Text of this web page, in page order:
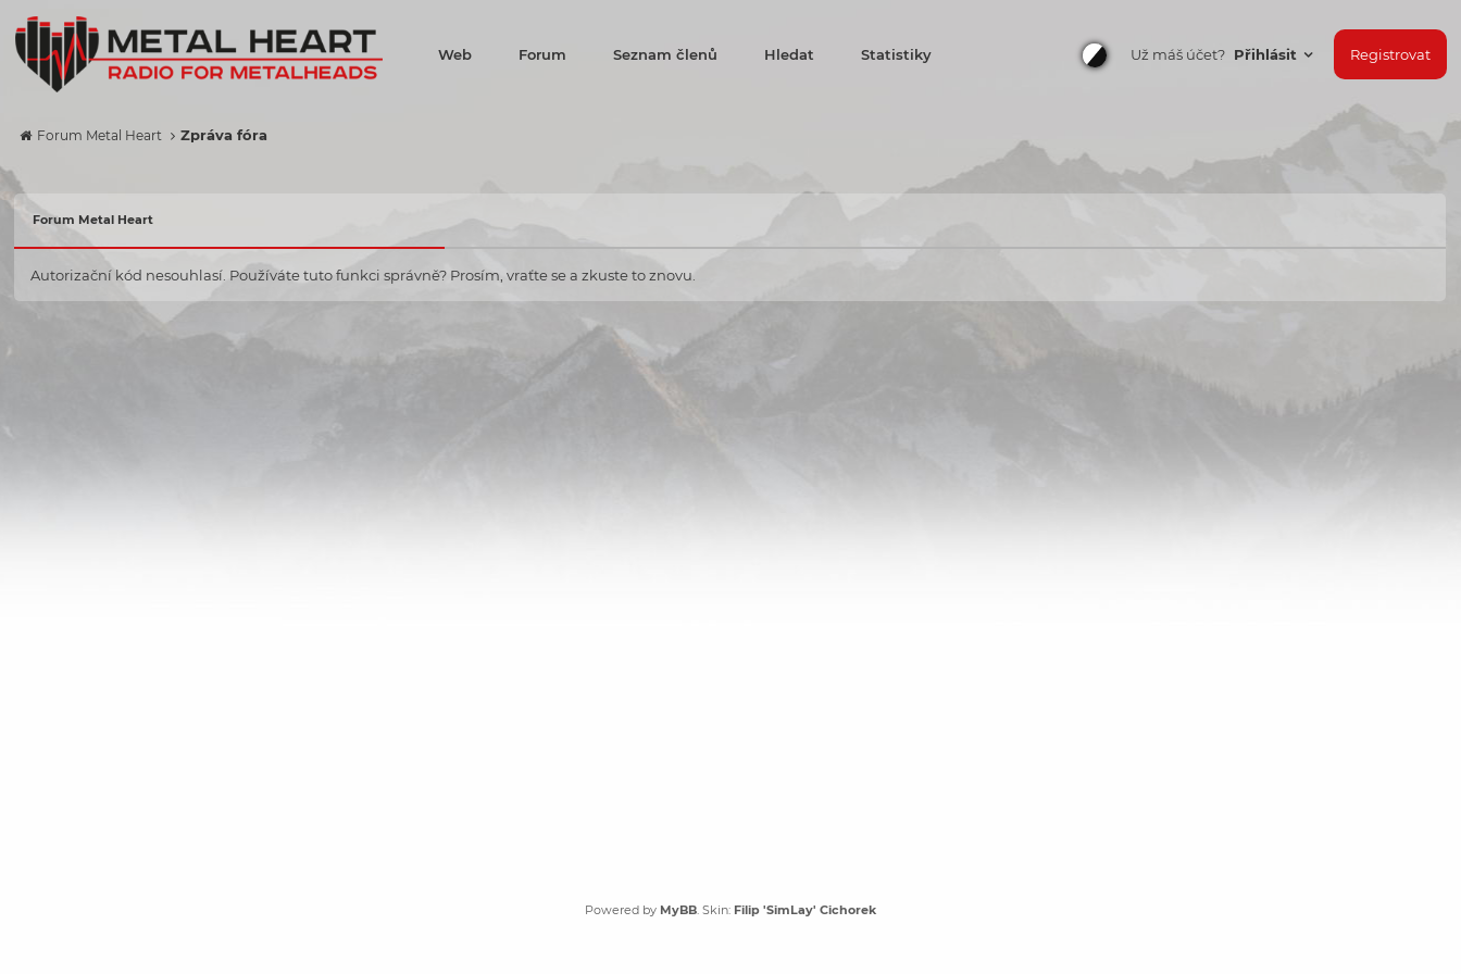
Web Forum Seznam členů Hledat Statistiky Už máš účet? Přihlásit Registrovat
Forum Metal Heart Zpráva fóra
Forum Metal Heart
Autorizační kód nesouhlasí. Používáte tuto funkci správně? Prosím, vraťte se a zkuste to znovu.
Powered by MyBB. Skin: Filip 'SimLay' Cichorek